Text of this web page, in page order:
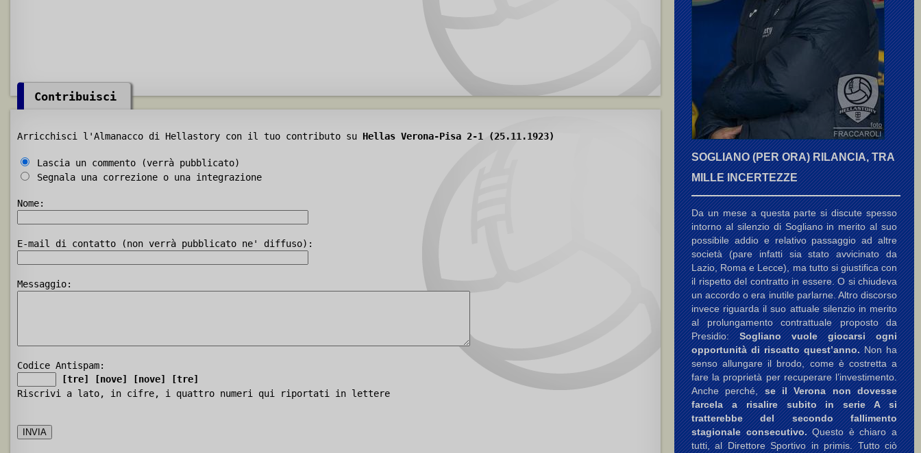
Contribuisci
Arricchisci l'Almanacco di Hellastory con il tuo contributo su Hellas Verona-Pisa 2-1 (25.11.1923)
Lascia un commento (verrà pubblicato)
Segnala una correzione o una integrazione
Nome:
E-mail di contatto (non verrà pubblicato ne' diffuso):
Messaggio:
Codice Antispam:
[tre]
[nove] [nove]
[tre]
Riscrivi a lato, in cifre, i quattro numeri qui riportati in lettere
SOGLIANO (PER ORA) RILANCIA, TRA
MILLE INCERTEZZE
Da un mese a questa parte si discute spesso
intorno al silenzio di Sogliano in merito al suo
possibile addio e relativo passaggio ad altre
società (pare infatti sia stato avvicinato da
Lazio, Roma e Lecce), ma tutto si giustifica con
il rispetto del contratto in essere. O si chiudeva
un accordo o era inutile parlarne. Altro discorso
invece riguarda il suo attuale silenzio in merito
al prolungamento contrattuale proposto da
Presidio:Sogliano vuole giocarsi ogni
opportunità di riscatto quest’anno.Non ha
senso allungare il brodo, come è costretta a
fare la proprietà per recuperare l’investimento.
Anche perché,se il Verona non dovesse
farcela a risalire subito in serie A si
tratterebbe del secondo fallimento
stagionale consecutivo.Questo è chiaro a
tutti, al Direttore Sportivo in primis. Tutto ciò